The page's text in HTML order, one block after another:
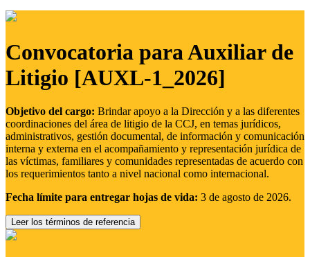
Convocatoria para Auxiliar de
Litigio [AUXL-1_2026]
Objetivo del cargo: Brindar apoyo a la Dirección y a las diferentes
coordinaciones del área de litigio de la CCJ, en temas jurídicos,
administrativos, gestión documental, de información y comunicación
interna y externa en el acompañamiento y representación jurídica de
las víctimas, familiares y comunidades representadas de acuerdo con
los requerimientos tanto a nivel nacional como internacional.
Fecha límite para entregar hojas de vida: 3 de agosto de 2026.
Leer los términos de referencia